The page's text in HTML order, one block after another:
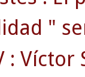
"
: Víctor